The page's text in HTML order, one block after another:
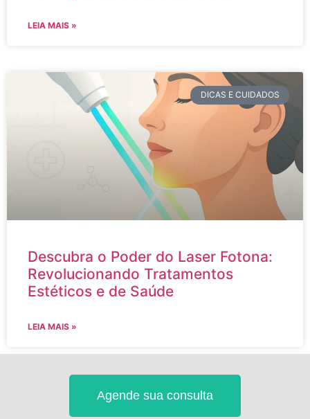
LEIA MAIS »
DICAS E CUIDADOS
Descubra o Poder do Laser Fotona:
Revolucionando Tratamentos
Estéticos e de Saúde
LEIA MAIS »
Agende sua consulta